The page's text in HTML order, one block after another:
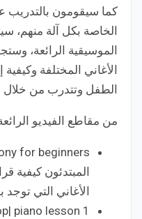
كما سيقومون بالتدريب
الخاصة بكل آلة منهم،
الموسيقية الرائعة،
الأغاني المختلفة
الطفل وتتدرب من
من مقاطع الفيديو
المبتدئون كيفية
الأغاني التي توجد